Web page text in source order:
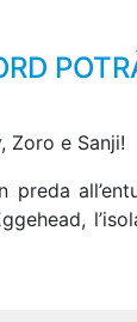
Zoro e Sanji!